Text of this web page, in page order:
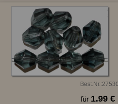
Best.Nr.:27530
für 1.99 €